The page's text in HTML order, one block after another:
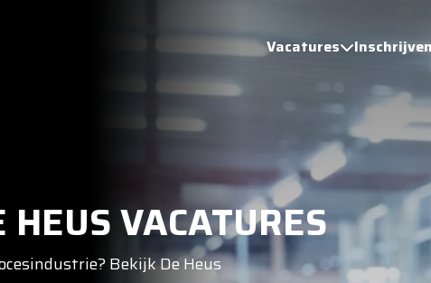
Vacatures
VACATURES
Bekijk De Heus